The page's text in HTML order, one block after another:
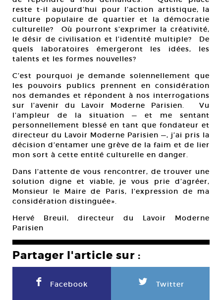
reste t-il aujourd’hui pour l’action artistique, la
culture populaire de quartier et la démocratie
culturelle? Où pourront s’exprimer la créativité,
le désir de civilisation et l’identité multiple? De
quels laboratoires émergeront les idées, les
talents et les formes nouvelles?
C’est pourquoi je demande solennellement que
les pouvoirs publics prennent en considération
nos demandes et répondent à nos interrogations
sur l’avenir du Lavoir Moderne Parisien. Vu
l’ampleur de la situation — et me sentant
personnellement blessé en tant que fondateur et
directeur du Lavoir Moderne Parisien —, j’ai pris la
décision d’entamer une grève de la faim et de lier
mon sort à cette entité culturelle en danger.
Dans l’attente de vous rencontrer, de trouver une
solution digne et viable, je vous prie d’agréer,
Monsieur le Maire de Paris, l’expression de ma
considération distinguée».
Hervé Breuil, directeur du Lavoir Moderne
Parisien
Partager l'article sur :
F Facebook L Twitter